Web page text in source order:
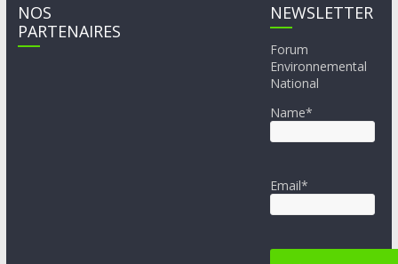
NOS
PARTENAIRES
NEWSLETTER
Forum
Environnemental
National
Name*
Email*